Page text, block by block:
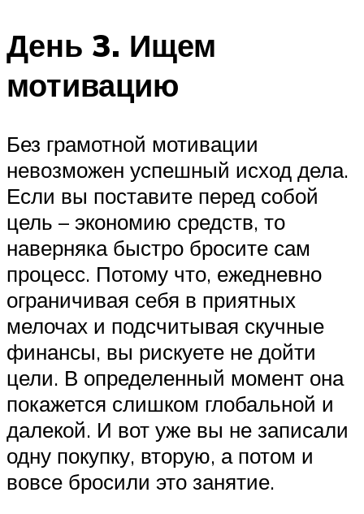
День 3. Ищем
мотивацию
Без грамотной мотивации
невозможен успешный исход дела.
Если вы поставите перед собой
цель – экономию средств, то
наверняка быстро бросите сам
процесс. Потому что, ежедневно
ограничивая себя в приятных
мелочах и подсчитывая скучные
финансы, вы рискуете не дойти
цели. В определенный момент она
покажется слишком глобальной и
далекой. И вот уже вы не записали
одну покупку, вторую, а потом и
вовсе бросили это занятие.